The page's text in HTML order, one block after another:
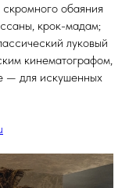
обаяния
крок-мадам;
луковый
кинематографом,
— для искушенных